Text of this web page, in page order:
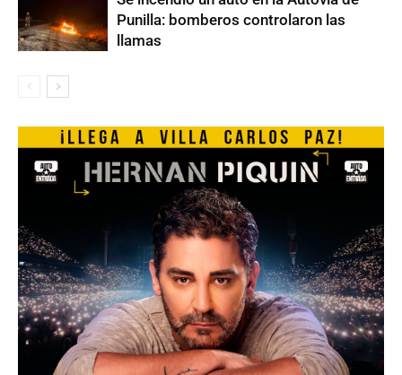
Punilla: bomberos controlaron las
llamas